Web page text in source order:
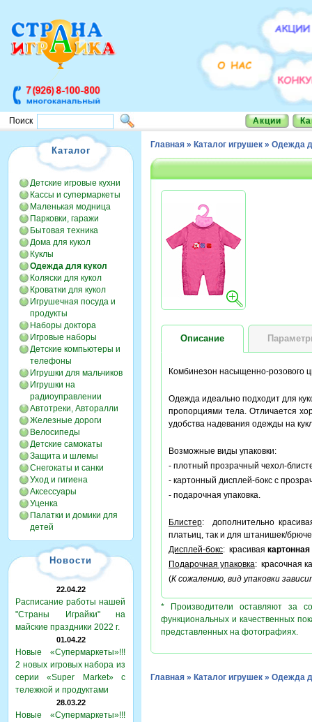
Поиск Акции
Каталог
Детские игровые кухни
Кассы и супермаркеты
Маленькая модница
Парковки, гаражи
Бытовая техника
Дома для кукол
Куклы
Одежда для кукол
Коляски для кукол
Кроватки для кукол
Игрушечная посуда и
продукты
Наборы доктора
Игровые наборы
Детские компьютеры и
телефоны
Игрушки для мальчиков
Игрушки на
радиоуправлении
Автотреки, Авторалли
Железные дороги
Велосипеды
Детские самокаты
Защита и шлемы
Снегокаты и санки
Уход и гигиена
Аксессуары
Уценка
Палатки и домики для
детей
Новости
22.04.22
Расписание работы нашей
"Страны Играйки" на
майские праздники 2022 г.
01.04.22
Новые «Супермаркеты»!!!
2 новых игровых набора из
серии «Super Market» с
тележкой и продуктами
28.03.22
Новые «Супермаркеты»!!!
Главная » Каталог игрушек » Одежда
Описание
Комбинезон насыщенно-розового
Одежда идеально подходит для
пропорциями тела. Отличается
удобства надевания одежды на
Возможные виды упаковки:
- плотный прозрачный чехол-
- картонный дисплей-бокс с
- подарочная упаковка.
Блистер: дополнительно
платьиц, так и для штанишек/
Дисплей-бокс: красивая картонная
Подарочная упаковка: красочная
(К сожалению, вид упаковки
* Производители оставляют за
функциональных и качественных
представленных на фотографиях.
Главная » Каталог игрушек » Одежда